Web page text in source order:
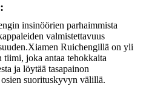
insinöörien parhaimmista
valmistettavuus
Ruichengillä on yli
tiimi, joka antaa tehokkaita
ja löytää tasapainon
suorituskyvyn välillä.